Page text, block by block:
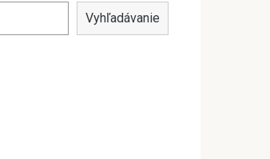
Vyhľadávanie